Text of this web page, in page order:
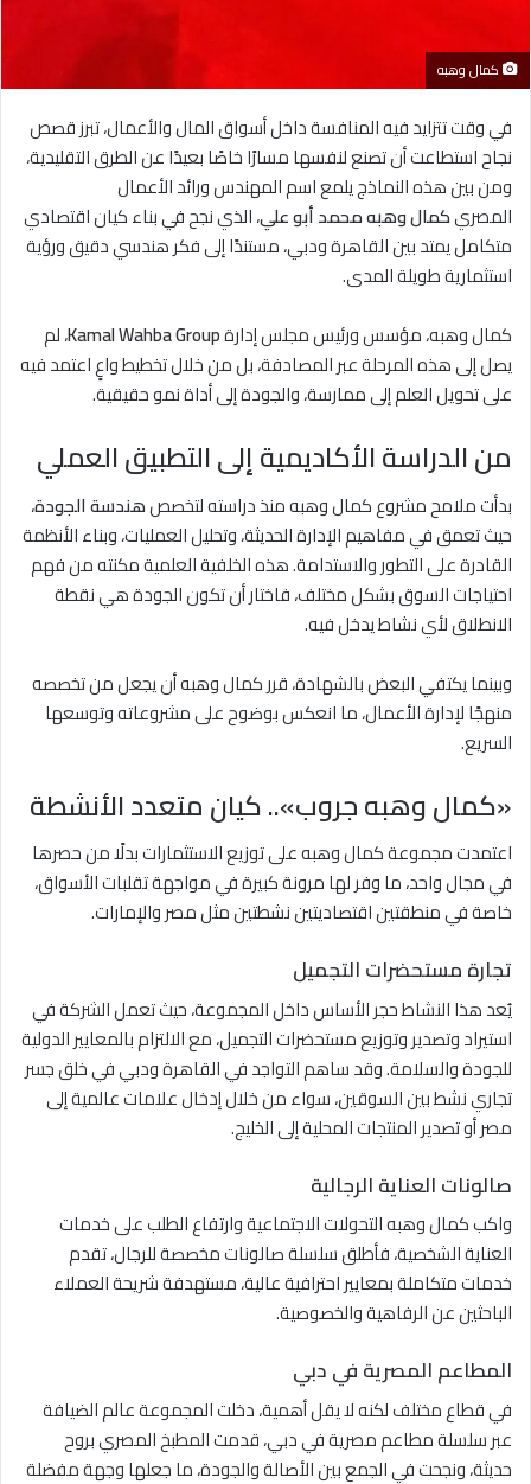
كمال وهبه
في وقت تتزايد فيه المنافسة داخل أسواق المال والأعمال، تبرز قصص
نجاح استطاعت أن تصنع لنفسها مسارًا خاصًا بعيدًا عن الطرق التقليدية،
ومن بين هذه النماذج يلمع اسم المهندس ورائد الأعمال
المصريكمال وهبه محمد أبو علي، الذي نجح في بناء كيان اقتصادي
متكامل يمتد بين القاهرة ودبي، مستندًا إلى فكر هندسي دقيق ورؤية
استثمارية طويلة المدى.
كمال وهبه، مؤسس ورئيس مجلس إدارةKamal Wahba Group، لم
يصل إلى هذه المرحلة عبر المصادفة، بل من خلال تخطيط واعٍ اعتمد فيه
على تحويل العلم إلى ممارسة، والجودة إلى أداة نمو حقيقية.
من الدراسة الأكاديمية إلى التطبيق العملي
بدأت ملامح مشروع كمال وهبه منذ دراسته لتخصصهندسة الجودة،
حيث تعمق في مفاهيم الإدارة الحديثة، وتحليل العمليات، وبناء الأنظمة
القادرة على التطور والاستدامة. هذه الخلفية العلمية مكنته من فهم
احتياجات السوق بشكل مختلف، فاختار أن تكون الجودة هي نقطة
الانطلاق لأي نشاط يدخل فيه.
وبينما يكتفي البعض بالشهادة، قرر كمال وهبه أن يجعل من تخصصه
منهجًا لإدارة الأعمال، ما انعكس بوضوح على مشروعاته وتوسعها
السريع.
«كمال وهبه جروب».. كيان متعدد الأنشطة
اعتمدت مجموعة كمال وهبه على توزيع الاستثمارات بدلًا من حصرها
في مجال واحد، ما وفر لها مرونة كبيرة في مواجهة تقلبات الأسواق،
خاصة في منطقتين اقتصاديتين نشطتين مثل مصر والإمارات.
تجارة مستحضرات التجميل
يُعد هذا النشاط حجر الأساس داخل المجموعة، حيث تعمل الشركة في
استيراد وتصدير وتوزيع مستحضرات التجميل، مع الالتزام بالمعايير الدولية
للجودة والسلامة. وقد ساهم التواجد في القاهرة ودبي في خلق جسر
تجاري نشط بين السوقين، سواء من خلال إدخال علامات عالمية إلى
مصر أو تصدير المنتجات المحلية إلى الخليج.
صالونات العناية الرجالية
واكب كمال وهبه التحولات الاجتماعية وارتفاع الطلب على خدمات
العناية الشخصية، فأطلق سلسلة صالونات مخصصة للرجال، تقدم
خدمات متكاملة بمعايير احترافية عالية، مستهدفة شريحة العملاء
الباحثين عن الرفاهية والخصوصية.
المطاعم المصرية في دبي
في قطاع مختلف لكنه لا يقل أهمية، دخلت المجموعة عالم الضيافة
عبر سلسلة مطاعم مصرية في دبي، قدمت المطبخ المصري بروح
حديثة، ونجحت في الجمع بين الأصالة والجودة، ما جعلها وجهة مفضلة